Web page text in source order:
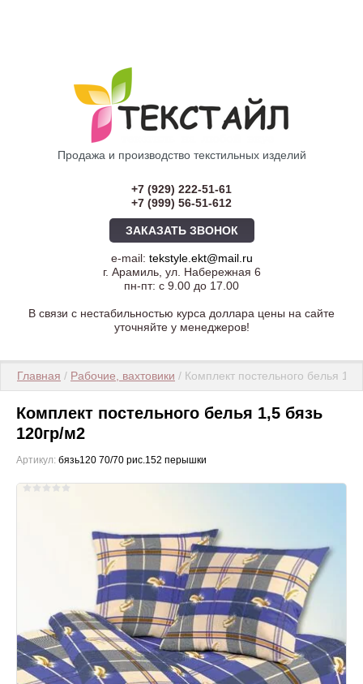
Продажа и производство текстильных изделий
+7 (929) 222-51-61
+7 (999) 56-51-612
ЗАКАЗАТЬ ЗВОНОК
e-mail: tekstyle.ekt@mail.ru
г. Арамиль, ул. Набережная 6
пн-пт: с 9.00 до 17.00
В связи с нестабильностью курса доллара цены на сайте
уточняйте у менеджеров!
Главная / Рабочие, вахтовики / Комплект постельного белья 1,5
Комплект постельного белья 1,5 бязь
120гр/м2
Артикул: бязь120 70/70 рис.152 перышки